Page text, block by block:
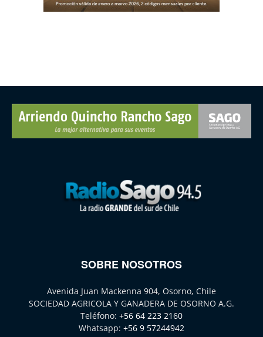
SOBRE NOSOTROS
Avenida Juan Mackenna 904, Osorno, Chile
SOCIEDAD AGRICOLA Y GANADERA DE OSORNO A.G.
Teléfono: +56 64 223 2160
Whatsapp: +56 9 57244942